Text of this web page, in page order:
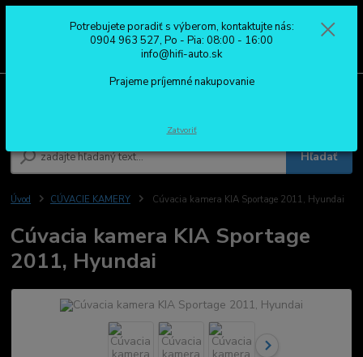
Hľadať
0904 963 527
Po - Pia: 08:00 - 16:00
Úvod CÚVACIE KAMERY Cúvacia kamera KIA Sportage 2011, Hyundai
Cúvacia kamera KIA Sportage
2011, Hyundai
Potrebujete poradiť s výberom, kontaktujte nás:
0904 963 527, Po - Pia: 08:00 - 16:00
info@hifi-auto.sk
Prajeme príjemné nakupovanie
Zatvoriť